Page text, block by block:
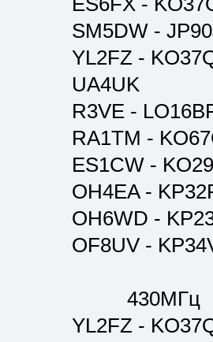
SM5DW -
YL2FZ -
UA4UK
R3VE -
RA1TM -
ES1CW -
OH4EA -
OH6WD -
OF8UV -
430МГц
YL2FZ -